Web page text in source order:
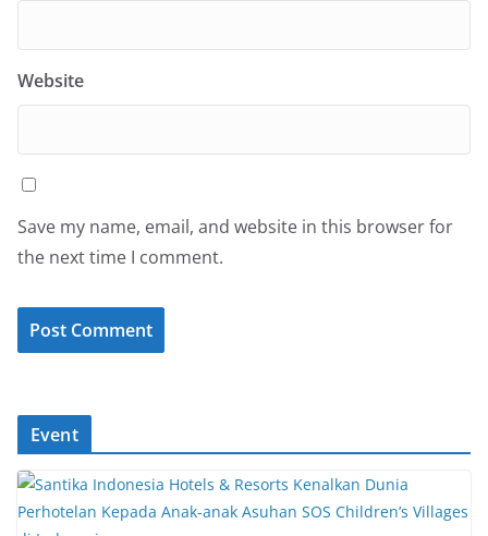
Website
Save my name, email, and website in this browser for
the next time I comment.
Event